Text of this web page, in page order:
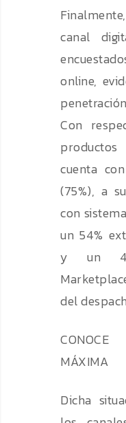
canal
online,
Con
cuenta
(75%), a
con
un 54%
y un
del
MÁXIMA
Dicha